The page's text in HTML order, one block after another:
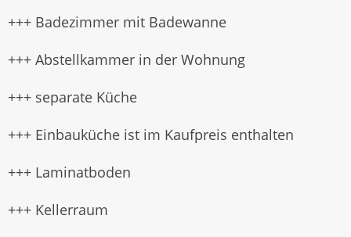
+++ Badezimmer mit Badewanne
+++ Abstellkammer in der Wohnung
+++ separate Küche
+++ Einbauküche ist im Kaufpreis enthalten
+++ Laminatboden
+++ Kellerraum